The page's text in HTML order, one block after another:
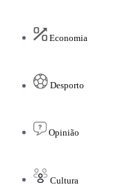
Economia
Desporto
Opinião
Cultura